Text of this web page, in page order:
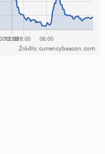
Źródło: currencybeacon.com